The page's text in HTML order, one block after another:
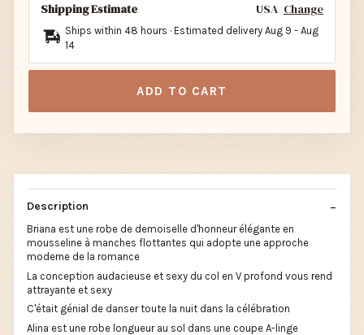
Shipping Estimate USA Change
Ships within 48 hours · Estimated delivery Aug 9 - Aug
14
ADD TO CART
Description
Briana est une robe de demoiselle d'honneur élégante en
mousseline à manches flottantes qui adopte une approche
moderne de la romance
La conception audacieuse et sexy du col en V profond vous rend
attrayante et sexy
C'était génial de danser toute la nuit dans la célébration
Alina est une robe longueur au sol dans une coupe A-linge